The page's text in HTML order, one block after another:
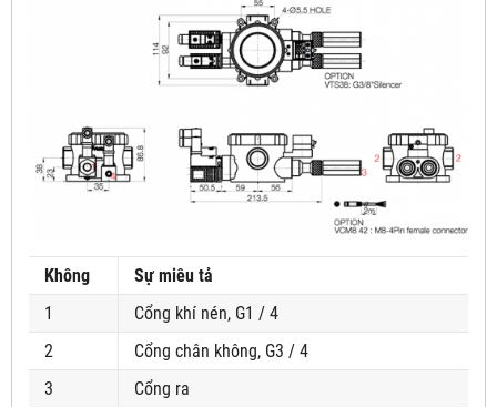
Không
Sự miêu tả
1
Cổng khí nén, G1 / 4
2
Cổng chân không, G3 / 4
3
Cổng ra